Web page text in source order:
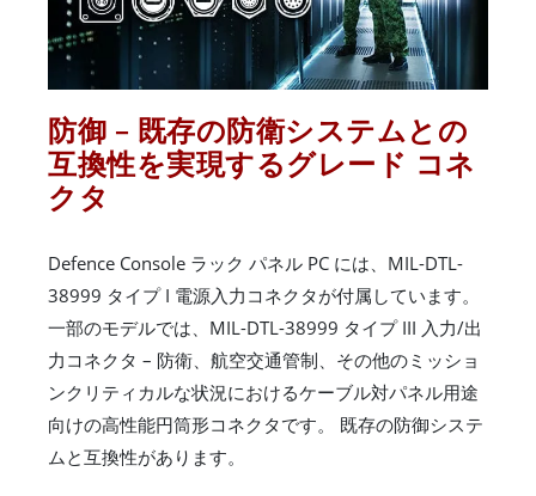
防御 – 既存の防衛システムとの
互換性を実現するグレード コネ
クタ
Defence Console ラック パネル PC には、MIL-DTL-
38999 タイプ I 電源入力コネクタが付属しています。
一部のモデルでは、MIL-DTL-38999 タイプ III 入力/出
力コネクタ – 防衛、航空交通管制、その他のミッショ
ンクリティカルな状況におけるケーブル対パネル用途
向けの高性能円筒形コネクタです。 既存の防御システ
ムと互換性があります。